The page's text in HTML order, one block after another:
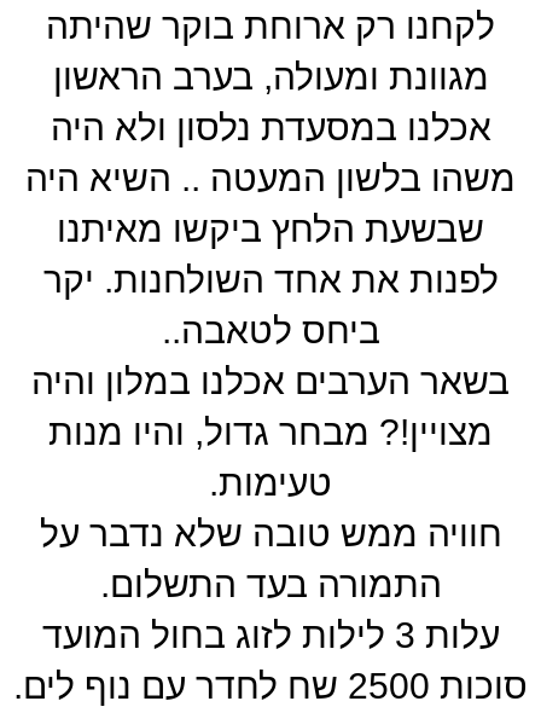
לקחנו רק ארוחת בוקר שהיתה
מגוונת ומעולה, בערב הראשון
אכלנו במסעדת נלסון ולא היה
משהו בלשון המעטה .. השיא היה
שבשעת הלחץ ביקשו מאיתנו
לפנות את אחד השולחנות. יקר
ביחס לטאבה..
בשאר הערבים אכלנו במלון והיה
מצויין!? מבחר גדול, והיו מנות
טעימות.
חוויה ממש טובה שלא נדבר על
התמורה בעד התשלום.
עלות 3 לילות לזוג בחול המועד
סוכות 2500 שח לחדר עם נוף לים.